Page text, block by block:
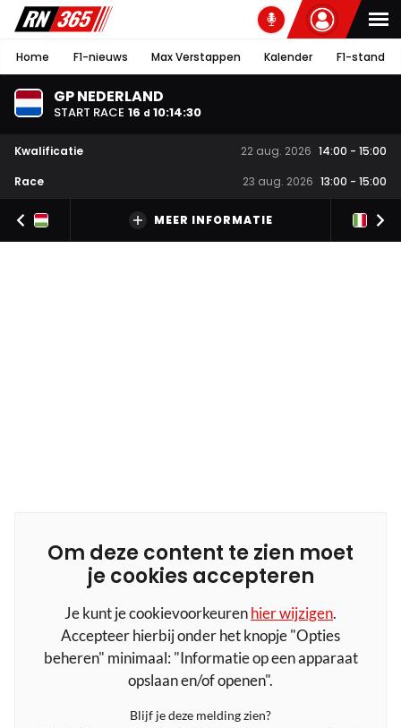
Home F1-nieuws Max Verstappen Kalender F1-stand
GP NEDERLAND
START RACE 16 d 10:14:29
Kwalificatie 22 aug. 2026 14:00 - 15:00
Race
23 aug. 2026 13:00 - 15:00
MEER INFORMATIE
Om deze content te zien moet
je cookies accepteren
Je kunt je cookievoorkeurenhier wijzigen.
Accepteer hierbij onder het knopje "Opties
beheren" minimaal: "Informatie op een apparaat
opslaan en/of openen".
Blijf je deze melding zien?